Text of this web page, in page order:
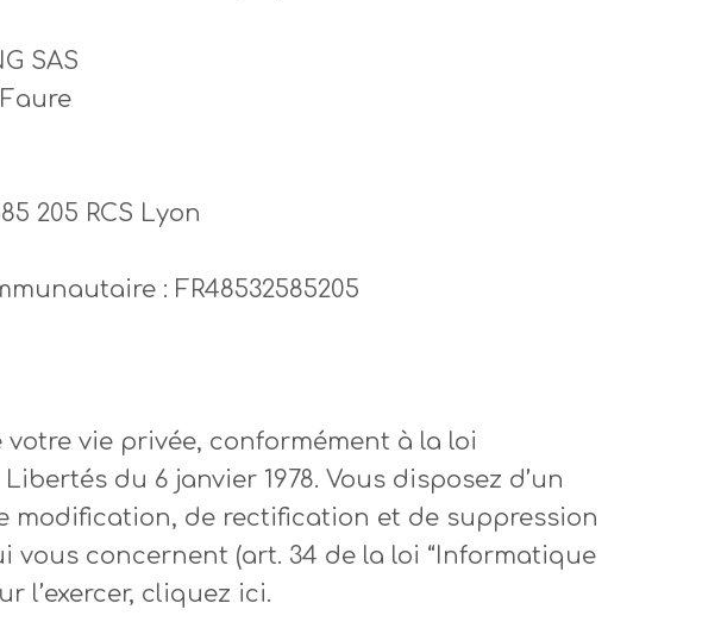
SAS
205 RCS Lyon
: FR48532585205
votre vie privée, conformément à la loi
du 6 janvier 1978. Vous disposez d’un
modification, de rectification et de suppression
vous concernent (art. 34 de la loi “Informatique
l’exercer, cliquez ici.